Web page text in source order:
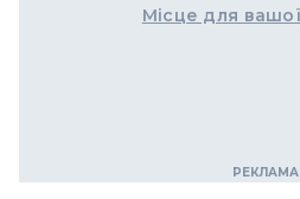
Місце для